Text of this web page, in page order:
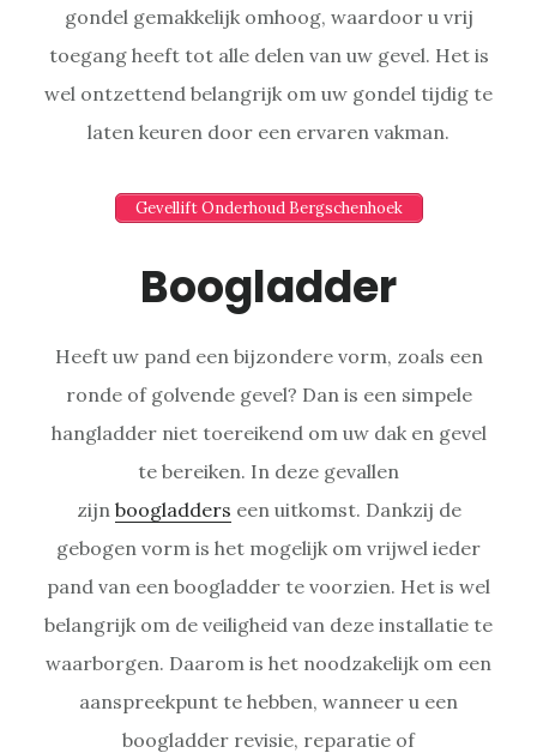
gondel gemakkelijk omhoog, waardoor u vrij
toegang heeft tot alle delen van uw gevel. Het is
wel ontzettend belangrijk om uw gondel tijdig te
laten keuren door een ervaren vakman.
Gevellift Onderhoud Bergschenhoek
Boogladder
Heeft uw pand een bijzondere vorm, zoals een
ronde of golvende gevel? Dan is een simpele
hangladder niet toereikend om uw dak en gevel
te bereiken. In deze gevallen
zijn boogladders een uitkomst. Dankzij de
gebogen vorm is het mogelijk om vrijwel ieder
pand van een boogladder te voorzien. Het is wel
belangrijk om de veiligheid van deze installatie te
waarborgen. Daarom is het noodzakelijk om een
aanspreekpunt te hebben, wanneer u een
boogladder revisie, reparatie of